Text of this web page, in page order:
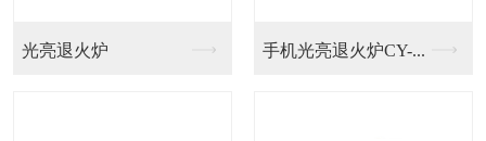
光亮退火炉 手机光亮退火炉CY-...